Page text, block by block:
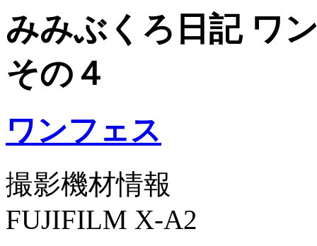
みみぶくろ日記 ワ
その４
ワンフェス
撮影機材情報
FUJIFILM X-A2